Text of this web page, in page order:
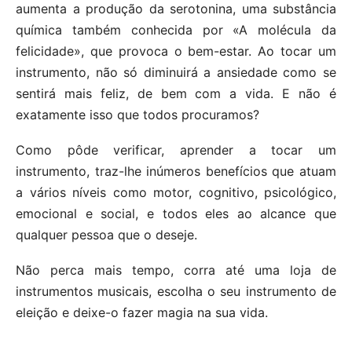
aumenta a produção da serotonina, uma substância
química também conhecida por «A molécula da
felicidade», que provoca o bem-estar. Ao tocar um
instrumento, não só diminuirá a ansiedade como se
sentirá mais feliz, de bem com a vida. E não é
exatamente isso que todos procuramos?
Como pôde verificar, aprender a tocar um
instrumento, traz-lhe inúmeros benefícios que atuam
a vários níveis como motor, cognitivo, psicológico,
emocional e social, e todos eles ao alcance que
qualquer pessoa que o deseje.
Não perca mais tempo, corra até uma loja de
instrumentos musicais, escolha o seu instrumento de
eleição e deixe-o fazer magia na sua vida.